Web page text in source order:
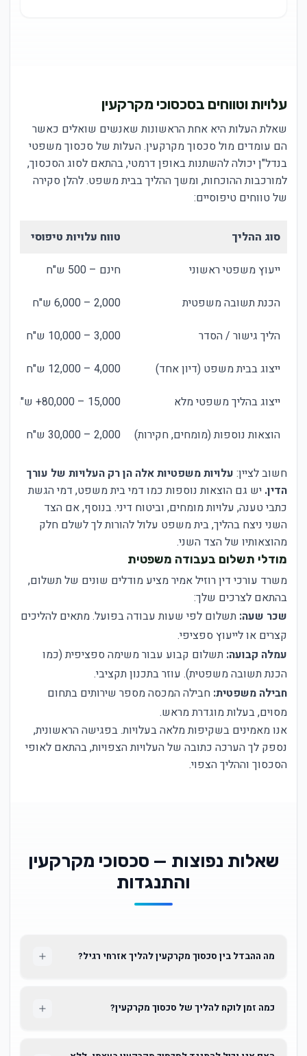
עלויות וטווחים בסכסוכי מקרקעין
שאלת העלות היא אחת הראשונות שאנשים שואלים כאשר
הם עומדים מול סכסוך מקרקעין. העלות של סכסוך משפטי
בנדל"ן יכולה להשתנות באופן דרמטי, בהתאם לסוג הסכסוך,
למורכבות ההוכחות, ומשך ההליך בבית משפט. להלן סקירה
של טווחים טיפוסיים:
סוג ההליך
טווח עלויות טיפוסי
ייעוץ משפטי ראשוני
חינם – 500 ש"ח
הכנת תשובה משפטית
2,000 – 6,000 ש"ח
הליך גישור / הסדר
3,000 – 10,000 ש"ח
ייצוג בבית משפט (דיון אחד)
4,000 – 12,000 ש"ח
ייצוג בהליך משפטי מלא
15,000 – 80,000+ ש"ח
הוצאות נוספות (מומחים, חקירות)
2,000 – 30,000 ש"ח
חשוב לציין: עלויות משפטיות אלה הן רק העלויות של עורך
הדין. יש גם הוצאות נוספות כמו דמי בית משפט, דמי הגשת
כתבי טענה, עלויות מומחים, וביטוח דיני. בנוסף, אם הצד
השני ניצח בהליך, בית משפט עלול להורות לך לשלם חלק
מהוצאותיו של הצד השני.
מודלי תשלום בעבודה משפטית
משרד עורכי דין רוזיל אמיר מציע מודלים שונים של תשלום,
בהתאם לצרכים שלך:
שכר שעה: תשלום לפי שעות עבודה בפועל. מתאים להליכים
קצרים או לייעוץ ספציפי.
עמלה קבועה: תשלום קבוע עבור משימה ספציפית (כמו
הכנת תשובה משפטית). עוזר בתכנון תקציבי.
חבילה משפטית: חבילה המכסה מספר שירותים בתחום
מסוים, בעלות מוגדרת מראש.
אנו מאמינים בשקיפות מלאה בעלויות. בפגישה הראשונית,
נספק לך הערכה כתובה של העלויות הצפויות, בהתאם לאופי
הסכסוך וההליך הצפוי.
שאלות נפוצות — סכסוכי מקרקעין
והתנגדות
מה ההבדל בין סכסוך מקרקעין להליך אזרחי רגיל?
כמה זמן לוקח להליך של סכסוך מקרקעין?